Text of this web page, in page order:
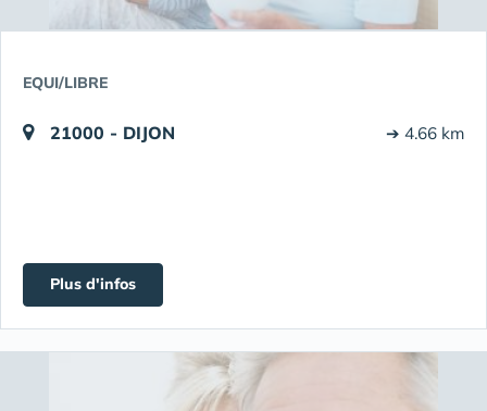
EQUI/LIBRE
21000 - DIJON ➔ 4.66 km
Plus d'infos